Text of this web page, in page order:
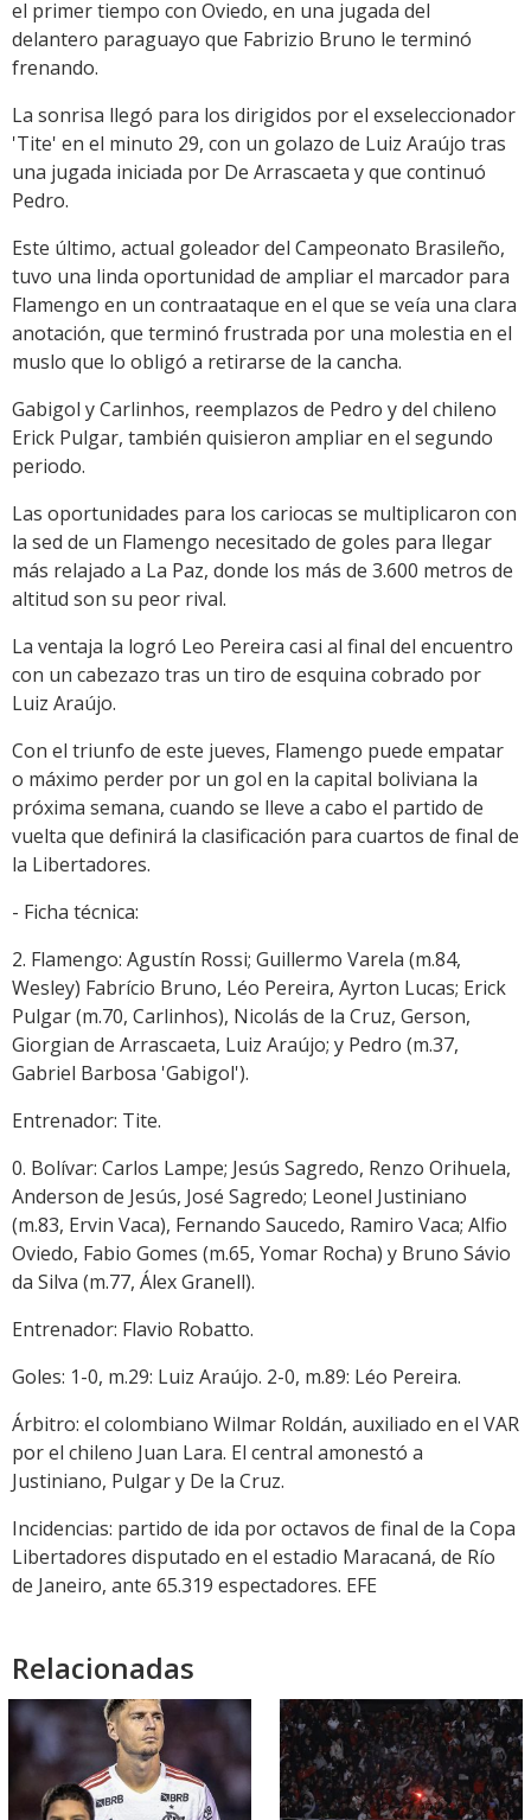
el primer tiempo con Oviedo, en una jugada del
delantero paraguayo que Fabrizio Bruno le terminó
frenando.
La sonrisa llegó para los dirigidos por el exseleccionador
'Tite' en el minuto 29, con un golazo de Luiz Araújo tras
una jugada iniciada por De Arrascaeta y que continuó
Pedro.
Este último, actual goleador del Campeonato Brasileño,
tuvo una linda oportunidad de ampliar el marcador para
Flamengo en un contraataque en el que se veía una clara
anotación, que terminó frustrada por una molestia en el
muslo que lo obligó a retirarse de la cancha.
Gabigol y Carlinhos, reemplazos de Pedro y del chileno
Erick Pulgar, también quisieron ampliar en el segundo
periodo.
Las oportunidades para los cariocas se multiplicaron con
la sed de un Flamengo necesitado de goles para llegar
más relajado a La Paz, donde los más de 3.600 metros de
altitud son su peor rival.
La ventaja la logró Leo Pereira casi al final del encuentro
con un cabezazo tras un tiro de esquina cobrado por
Luiz Araújo.
Con el triunfo de este jueves, Flamengo puede empatar
o máximo perder por un gol en la capital boliviana la
próxima semana, cuando se lleve a cabo el partido de
vuelta que definirá la clasificación para cuartos de final de
la Libertadores.
- Ficha técnica:
2. Flamengo: Agustín Rossi; Guillermo Varela (m.84,
Wesley) Fabrício Bruno, Léo Pereira, Ayrton Lucas; Erick
Pulgar (m.70, Carlinhos), Nicolás de la Cruz, Gerson,
Giorgian de Arrascaeta, Luiz Araújo; y Pedro (m.37,
Gabriel Barbosa 'Gabigol').
Entrenador: Tite.
0. Bolívar: Carlos Lampe; Jesús Sagredo, Renzo Orihuela,
Anderson de Jesús, José Sagredo; Leonel Justiniano
(m.83, Ervin Vaca), Fernando Saucedo, Ramiro Vaca; Alfio
Oviedo, Fabio Gomes (m.65, Yomar Rocha) y Bruno Sávio
da Silva (m.77, Álex Granell).
Entrenador: Flavio Robatto.
Goles: 1-0, m.29: Luiz Araújo. 2-0, m.89: Léo Pereira.
Árbitro: el colombiano Wilmar Roldán, auxiliado en el VAR
por el chileno Juan Lara. El central amonestó a
Justiniano, Pulgar y De la Cruz.
Incidencias: partido de ida por octavos de final de la Copa
Libertadores disputado en el estadio Maracaná, de Río
de Janeiro, ante 65.319 espectadores. EFE
Relacionadas